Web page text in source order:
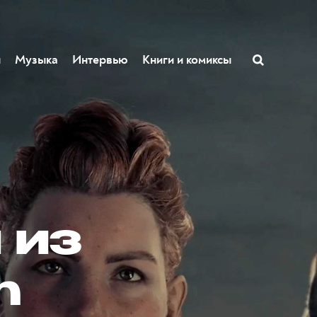
Музыка Интервью Книги и комиксы
из